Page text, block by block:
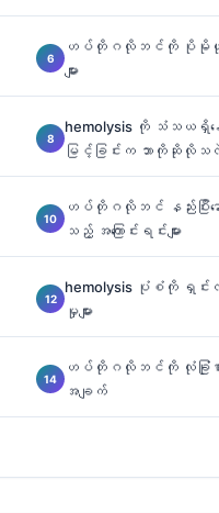
ဟပ်တိုဂလိုဘင်ကို ပိုမိုယုံက
များ
hemolysis ကို သံသယ
မြင့်ခြင်းက ဘာကိုဆိုလိုသ
ဟပ်တိုဂလိုဘင် နည်းပြီးနေ
သည့် အကြောင်းရင်းများ
hemolysis ပုံစံကို ရှင်း
မှုများ
ဟပ်တိုဂလိုဘင်ကို လုံခြုံစွ
အချက်